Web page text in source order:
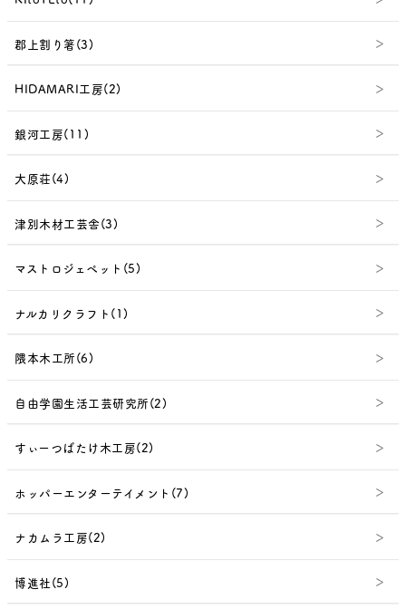
郡上割り箸(3)
HIDAMARI工房(2)
銀河工房(11)
大原荘(4)
津別木材工芸舎(3)
マストロジェペット(5)
ナルカリクラフト(1)
隈本木工所(6)
自由学園生活工芸研究所(2)
すぃーつばたけ木工房(2)
ホッパーエンターテイメント(7)
ナカムラ工房(2)
博進社(5)